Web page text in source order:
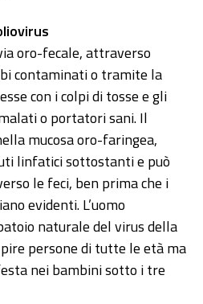
oro-fecale, attraverso
contaminati o tramite la
con i colpi di tosse e gli
o portatori sani. Il
mucosa oro-faringea,
linfatici sottostanti e può
le feci, ben prima che i
evidenti. L’uomo
naturale del virus della
persone di tutte le età ma
nei bambini sotto i tre